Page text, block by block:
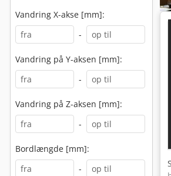
Vandring X-akse [mm]:
-
Vandring på Y-aksen [mm]:
-
Vandring på Z-aksen [mm]:
-
Bordlængde [mm]:
-